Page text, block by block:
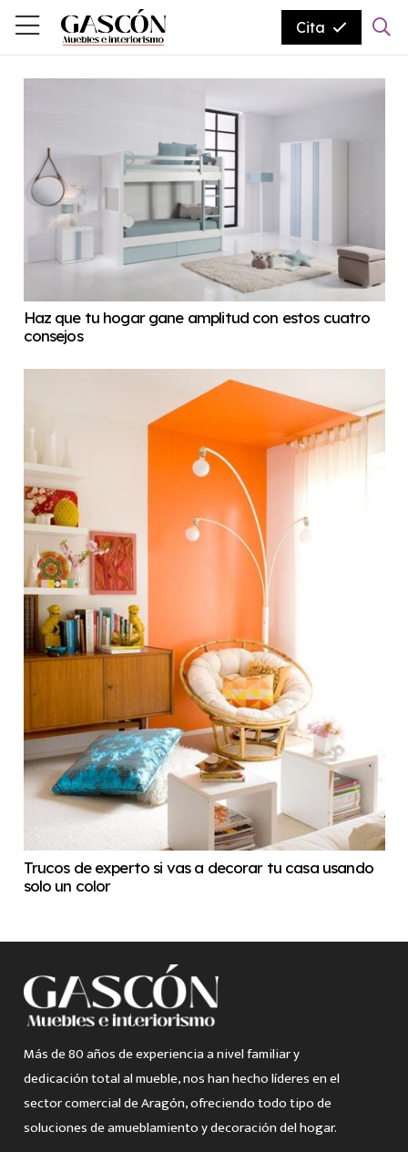
Cita
Haz que tu hogar gane amplitud con estos cuatro
consejos
Trucos de experto si vas a decorar tu casa usando
solo un color
Más de 80 años de experiencia a nivel familiar y
dedicación total al mueble, nos han hecho líderes en el
sector comercial de Aragón, ofreciendo todo tipo de
soluciones de amueblamiento y decoración del hogar.